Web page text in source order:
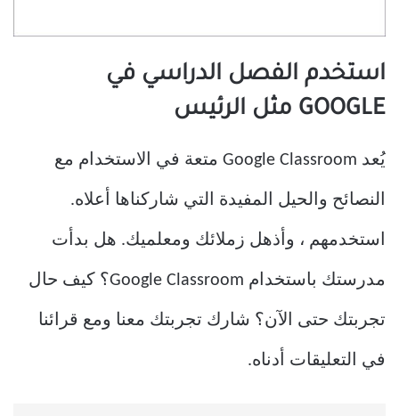
استخدم الفصل الدراسي في
GOOGLE مثل الرئيس
يُعد Google Classroom متعة في الاستخدام مع
النصائح والحيل المفيدة التي شاركناها أعلاه.
استخدمهم ، وأذهل زملائك ومعلميك. هل بدأت
مدرستك باستخدام Google Classroom؟ كيف حال
تجربتك حتى الآن؟ شارك تجربتك معنا ومع قرائنا
في التعليقات أدناه.